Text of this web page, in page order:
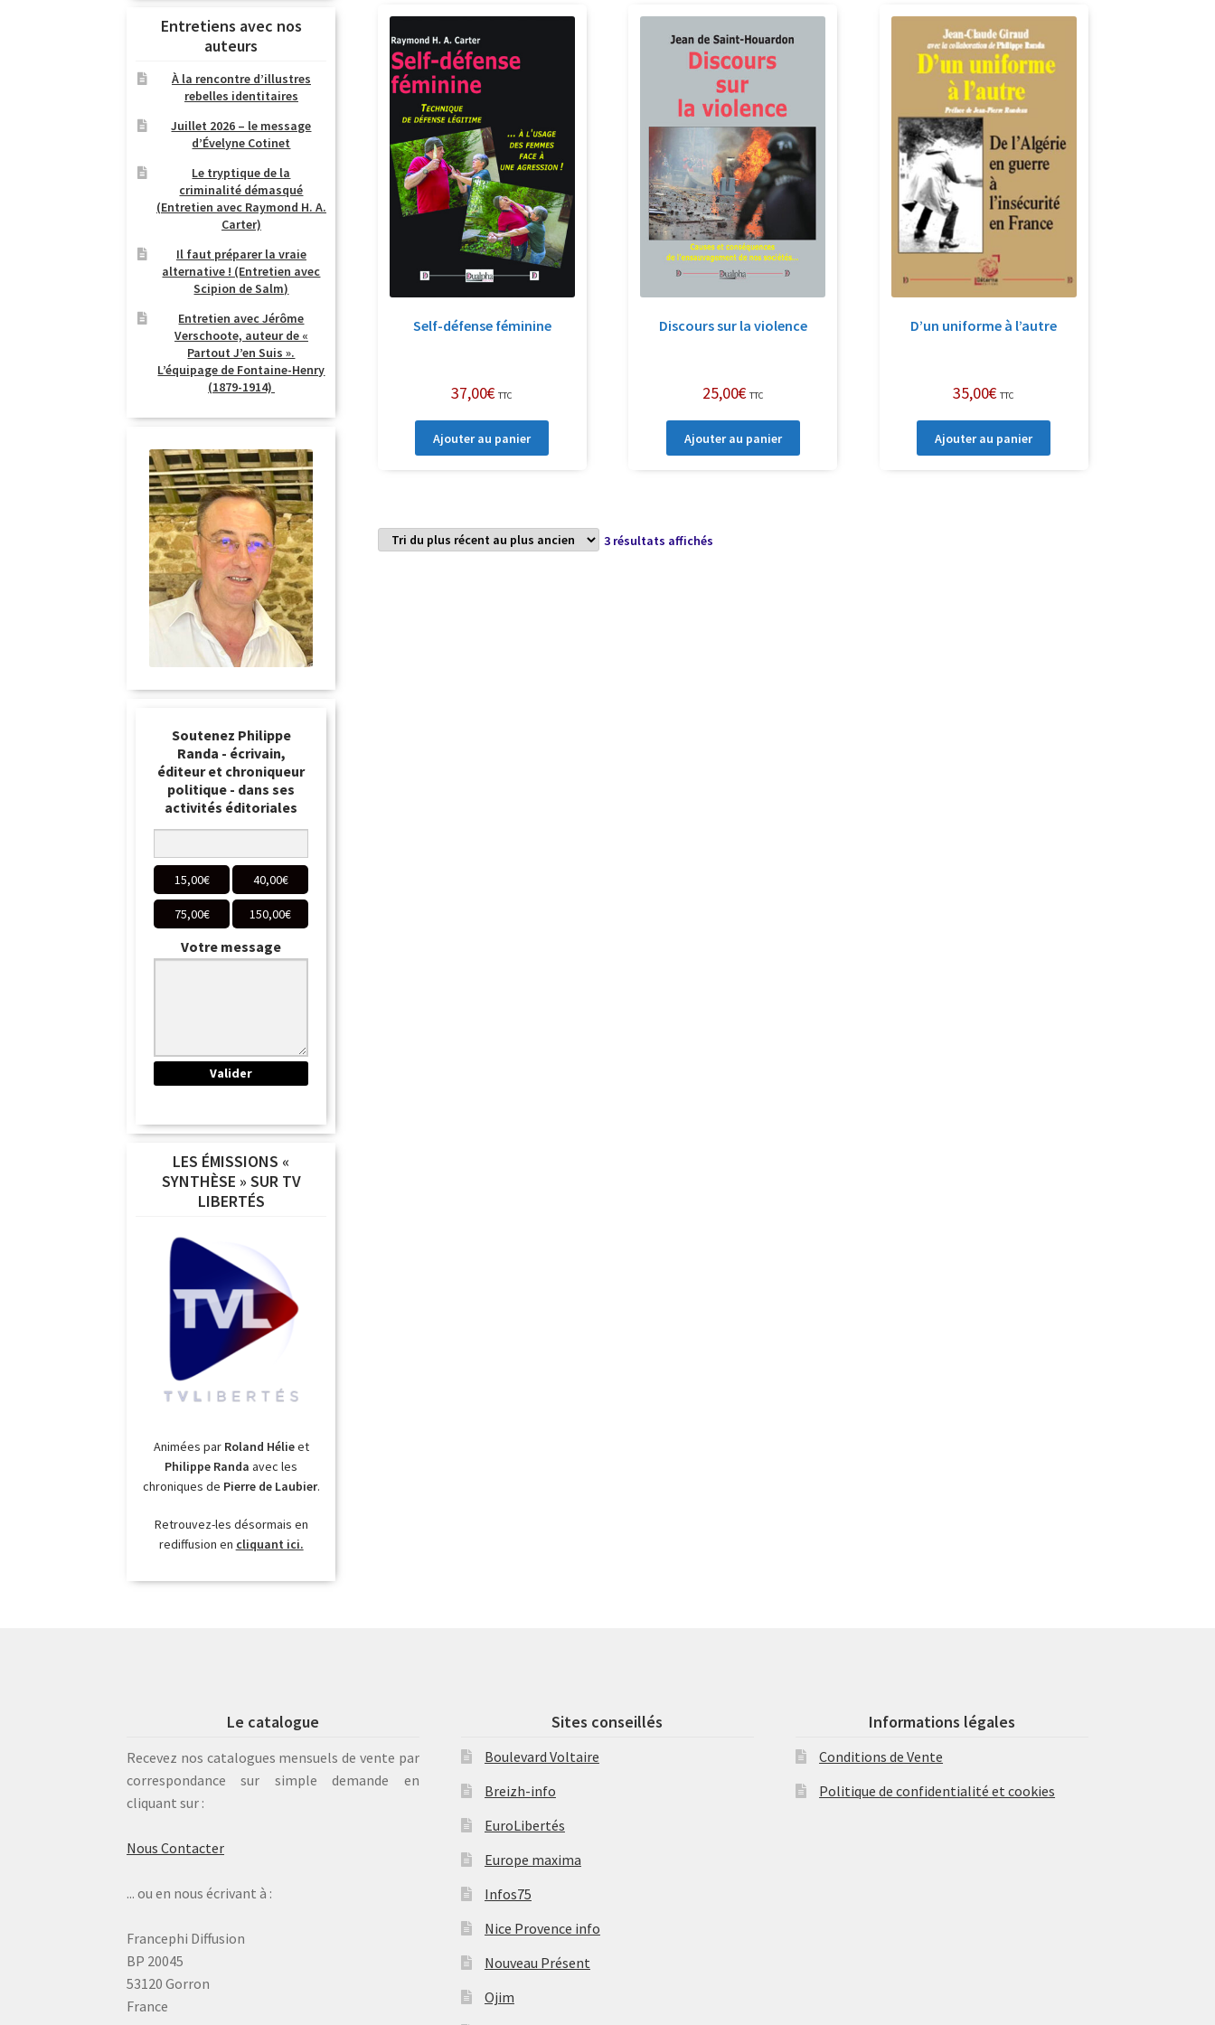
récent
au
plus
ancien
Self-défense féminine
37,00€ TTC
Ajouter au panier
Discours sur la violence
25,00€ TTC
Ajouter au panier
D’un uniforme à l’autre
35,00€ TTC
Ajouter au panier
3 résultats affichésTrié
Entretiens avec nos
auteurs
À la rencontre d’illustres
rebelles identitaires
Juillet 2026 – le message
d’Évelyne Cotinet
Le tryptique de la
criminalité démasqué
(Entretien avec Raymond H. A.
Carter)
Il faut préparer la vraie
alternative ! (Entretien avec
Scipion de Salm)
Entretien avec Jérôme
Verschoote, auteur de «
Partout J’en Suis ».
L’équipage de Fontaine-Henry
(1879-1914)
Soutenez Philippe
Randa - écrivain,
éditeur et chroniqueur
politique - dans ses
activités éditoriales
15,00€ 40,00€
75,00€ 150,00€
Votre message
LES ÉMISSIONS «
SYNTHÈSE » SUR TV
LIBERTÉS
Animées par Roland Hélieet
Philippe Randa avec les
chroniques de Pierre de Laubier.
Retrouvez-les désormais en
rediffusion en cliquant ici.
Le catalogue
Recevez nos catalogues mensuels de vente par
correspondance sur simple demande en
cliquant sur :
Nous Contacter
... ou en nous écrivant à :
Francephi Diffusion
BP 20045
53120 Gorron
France
Sites conseillés
Boulevard Voltaire
Breizh-info
EuroLibertés
Europe maxima
Infos75
Nice Provence info
Nouveau Présent
Ojim
Informations légales
Conditions de Vente
Politique de confidentialité et cookies